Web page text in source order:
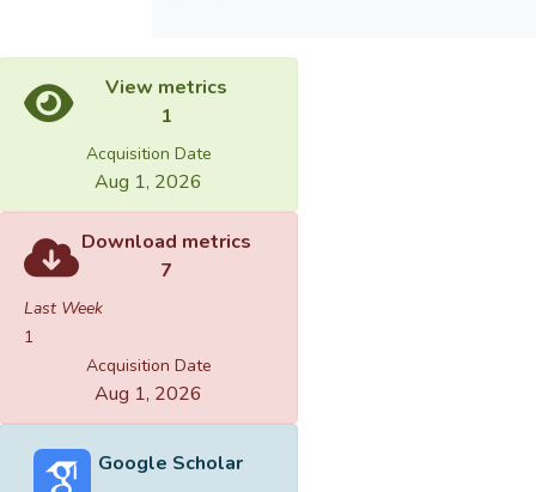
View metrics
1
Acquisition Date
Aug 1, 2026
Download metrics
7
Last Week
1
Acquisition Date
Aug 1, 2026
Google Scholar